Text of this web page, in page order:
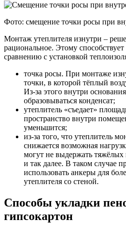
Фото: смещение точки росы при
Монтаж утеплителя изнутри –
рациональное. Этому способствует
сравнению с установкой
точка росы. При монтаже
точки, в которой тёплый
Из-за этого внутри
образовываться конденсат;
утеплитель «съедает»
пространство внутри
уменьшится;
из-за того, что утеплитель
снижается возможная
могут не выдержать тяжёлых
и так далее. В таком случае
использовать анкеры для
утеплителя со стеной.
Способы укладки
гипсокартон